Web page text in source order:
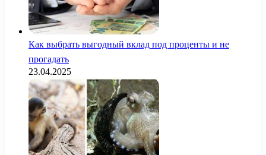
Как выбрать выгодный вклад под проценты и не
прогадать
23.04.2025